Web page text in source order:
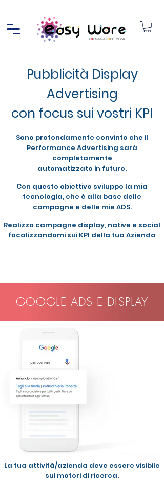
Pubblicità Display
Advertising
con focus sui vostri KPI
Sono profondamente convinto che il
Performance Advertising sarà
completamente
automatizzato in futuro.
Con questo obiettivo sviluppo la mia
tecnologia, che è alla base delle
campagne e delle mie ADS.
Realizzo campagne display, native e social
focalizzandomi sui KPI della tua Azienda
GOOGLE ADS E DISPLAY
La tua attività/azienda deve essere visibile
sui motori di ricerca.